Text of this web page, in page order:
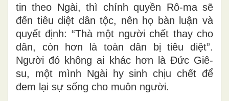
tin theo Ngài, thì chính quyền Rô-ma sẽ
đến tiêu diệt dân tộc, nên họ bàn luận và
quyết định: “Thà một người chết thay cho
dân, còn hơn là toàn dân bị tiêu diệt”.
Người đó không ai khác hơn là Đức Giê-
su, một mình Ngài hy sinh chịu chết để
đem lại sự sống cho muôn người.